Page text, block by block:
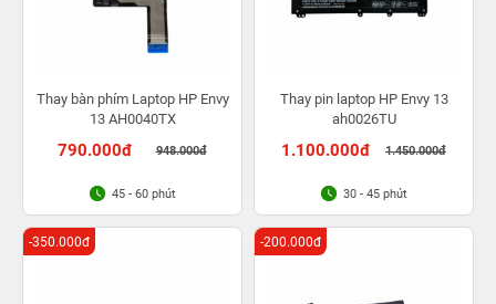
Thay bàn phím Laptop HP Envy
13 AH0040TX
790.000đ 948.000đ
45 - 60 phút
Thay pin laptop HP Envy 13
ah0026TU
1.100.000đ 1.450.000đ
30 - 45 phút
-350.000đ -200.000đ